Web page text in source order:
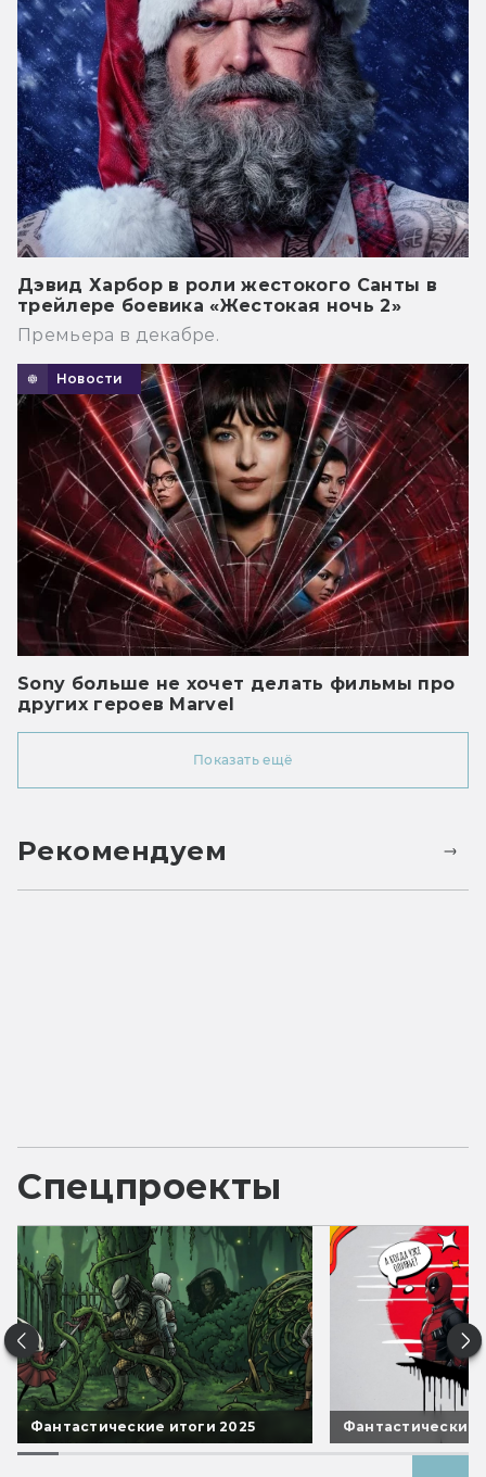
Дэвид Харбор в роли жестокого Санты в
трейлере боевика «Жестокая ночь 2»
Премьера в декабре.
Новости
Sony больше не хочет делать фильмы про
других героев Marvel
Показать ещё
Рекомендуем
Спецпроекты
Фантастические итоги 2025 Фантастические